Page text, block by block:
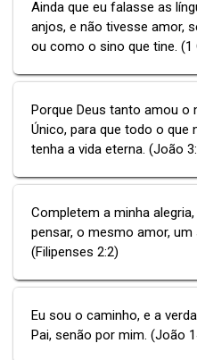
Ainda que eu falasse as
anjos, e não tivesse amor,
ou como o sino que tine. (1
Porque Deus tanto amou o
Único, para que todo o que
tenha a vida eterna. (João
Completem a minha
pensar, o mesmo amor,
(Filipenses 2:2)
Eu sou o caminho, e a
Pai, senão por mim. (João